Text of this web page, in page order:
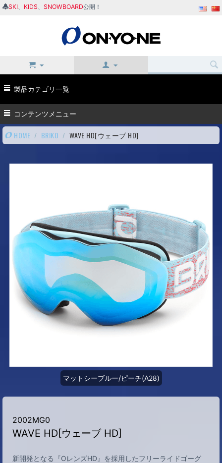
SKI KIDS SNOWBOARD公開！
製品カテゴリ一覧
コンテンツメニュー
HOME / BRIKO / WAVE HD[ウェーブ HD]
マットシーブルー/ピーチ(A28)
2002MG0
WAVE HD[ウェーブ HD]
新開発となる『OレンズHD』を採用したフリーライドゴーグ